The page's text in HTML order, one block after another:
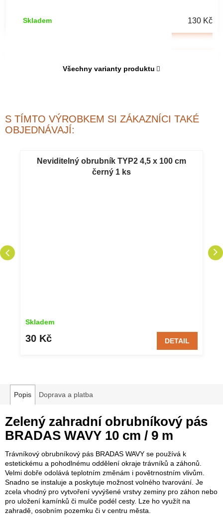
130 Kč
Skladem
Všechny varianty produktu
S TÍMTO VÝROBKEM SI ZÁKAZNÍCI TAKÉ
OBJEDNÁVAJÍ:
Neviditelný obrubník TYP2 4,5 x 100 cm
černý 1 ks
Skladem
30 Kč DETAIL
Popis Doprava a platba
Zelený zahradní obrubníkový pás
BRADAS WAVY 10 cm / 9 m
Trávníkový obrubníkový pás BRADAS WAVY se používá k
estetickému a pohodlnému oddělení okraje trávníků a záhonů.
Velmi dobře odolává teplotním změnám i povětrnostním vlivům.
Snadno se instaluje a poskytuje možnost volného tvarování. Je
zcela vhodný pro vytvoření vyvýšené vrstvy zeminy pro záhon nebo
pro uložení kamínků či mulče podél cesty. Lze ho využít na
zahradě, osobním pozemku či v centru města.